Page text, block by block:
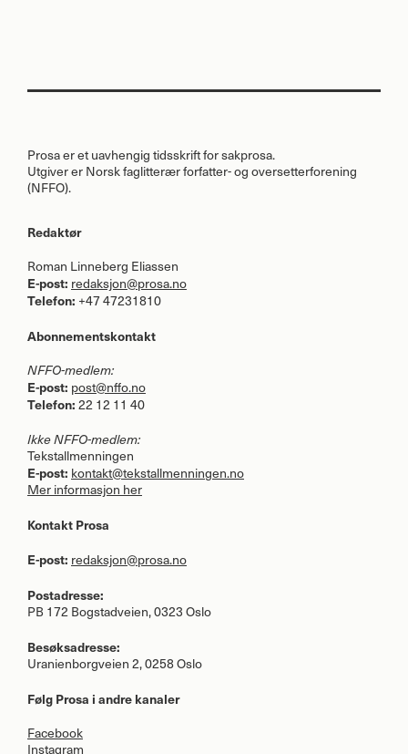
Prosa er et uavhengig tidsskrift for sakprosa.
Utgiver er Norsk faglitterær forfatter- og oversetterforening
(NFFO).
Redaktør
Roman Linneberg Eliassen
E-post: redaksjon@prosa.no
Telefon: +47 47231810
Abonnementskontakt
NFFO-medlem:
E-post: post@nffo.no
Telefon: 22 12 11 40
IkkeNFFO-medlem:
Tekstallmenningen
E-post: kontakt@tekstallmenningen.no
Mer informasjon her
Kontakt Prosa
E-post: redaksjon@prosa.no
Postadresse:
PB 172 Bogstadveien, 0323 Oslo
Besøksadresse:
Uranienborgveien 2, 0258 Oslo
Følg Prosa i andre kanaler
Facebook
Instagram